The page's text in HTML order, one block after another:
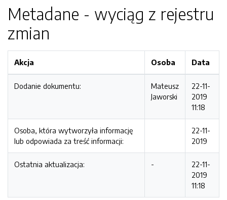
Metadane - wyciąg z rejestru
zmian
Akcja Osoba Data
Dodanie dokumentu:
Mateusz
Jaworski
22-11-
2019
11:18
Osoba, która wytworzyła informację
lub odpowiada za treść informacji:
22-11-
2019
Ostatnia aktualizacja: -
22-11-
2019
11:18